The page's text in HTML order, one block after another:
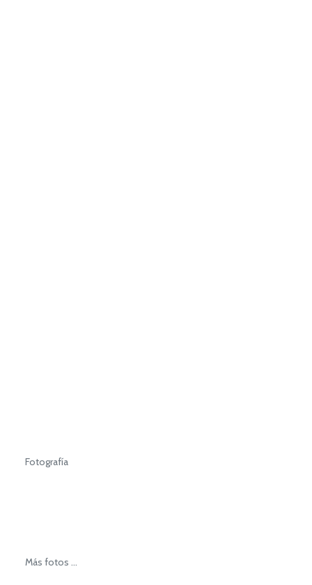
Fotografía
Más fotos ...